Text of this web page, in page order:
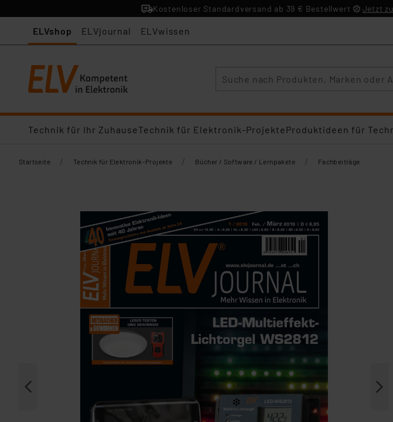
Kostenloser Standardversand ab 39 € Bestellwert Jetzt
ELVshop ELVjournal ELVwissen
Technik für Ihr ZuhauseTechnik für Elektronik-ProjekteProduktideen für
Startseite / Technik für Elektronik-Projekte / Bücher / Software / Lernpakete / Fachbeiträge